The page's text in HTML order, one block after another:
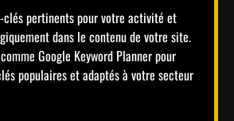
pertinents pour votre activité et
dans le contenu de votre site.
Google Keyword Planner pour
populaires et adaptés à votre secteur